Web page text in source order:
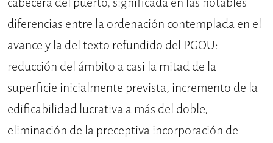
diferencias entre la ordenación contemplada en el
avance y la del texto refundido del PGOU:
reducción del ámbito a casi la mitad de la
superficie inicialmente prevista, incremento de la
edificabilidad lucrativa a más del doble,
eliminación de la preceptiva incorporación de